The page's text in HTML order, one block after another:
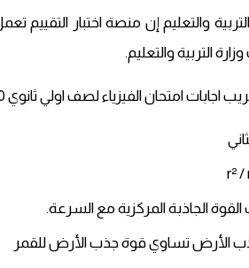
والتعليم إن منصة اختبار
التربية والتعليم.
الفيزياء لصف اولي ثانوي 2020 حيث جاءت اجابة اختبار الفيزياء على النحو التالي:
الجاذبة المركزية مع السرعة.
الأرض تساوي قوة جذب الأرض للقمر